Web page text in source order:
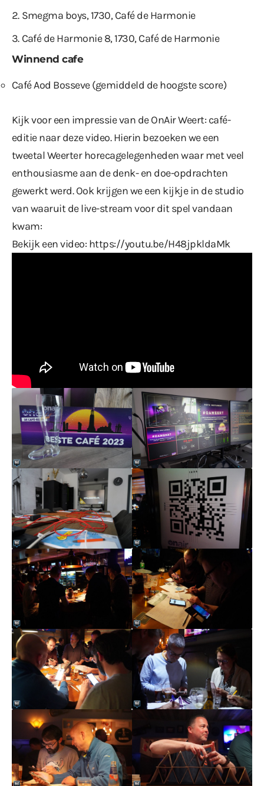
Smegma boys, 1730, Café de Harmonie
Café de Harmonie 8, 1730, Café de Harmonie
Winnend cafe
Café Aod Bosseve (gemiddeld de hoogste score)
Kijk voor een impressie van de OnAir Weert: café-
editie naar deze video. Hierin bezoeken we een
tweetal Weerter horecagelegenheden waar met veel
enthousiasme aan de denk- en doe-opdrachten
gewerkt werd. Ook krijgen we een kijkje in de studio
van waaruit de live-stream voor dit spel vandaan
kwam:
Bekijk een video: https://youtu.be/H48jpkldaMk